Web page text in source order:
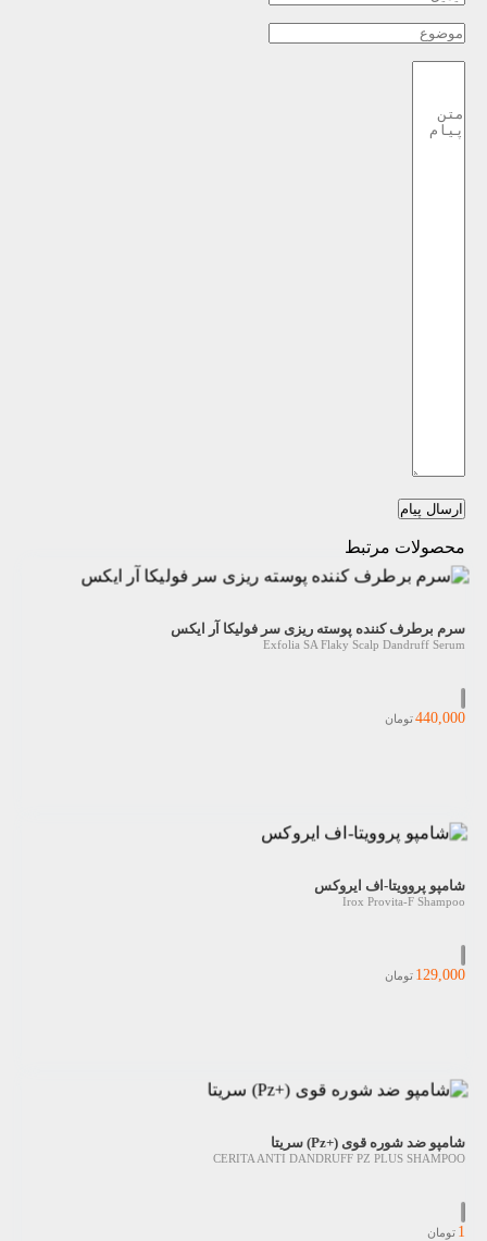
ارسال پیام
محصولات مرتبط
سرم برطرف کننده پوسته ریزی سر فولیکا آر ایکس
Exfolia SA Flaky Scalp Dandruff Serum
440,000تومان
شامپو پروویتا-اف ایروکس
Irox Provita-F Shampoo
129,000 تومان
شامپو ضد شوره قوی (+Pz) سریتا
CERITA ANTI DANDRUFF PZ PLUS SHAMPOO
1 تومان